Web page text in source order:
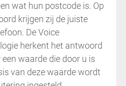
wat hun postcode is. Op
krijgen zij de juiste
De Voice
herkent het antwoord
waarde die door u is
van deze waarde wordt